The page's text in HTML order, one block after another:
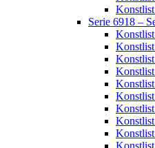
Serie 6918 –
Konstlist
Konstlist
Konstlist